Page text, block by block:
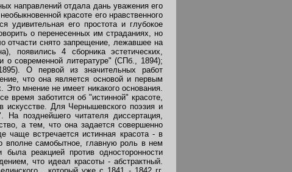
направлений отдала дань уважения его
красоте его нравственного
удивительная его простота и глубокое
о перенесенных им страданиях, но
отчасти снято запрещение, лежавшее на
появились 4 сборника эстетических,
о современной литературе" (СПб., 1894);
О первой из значительных работ
что она является основой и первым
Это мнение не имеет никакого основания.
время заботится об "истинной" красоте,
Для Чернышевского поэзия и
позднейшего читателя диссертация,
а тем, что она задается совершенно
чаще встречается истинная красота - в
вполне самобытное, главную роль в нем
реакцией против односторонности
что идеал красоты - абстрактный.